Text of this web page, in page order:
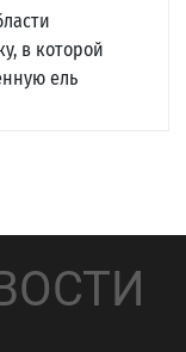
в которой
ель